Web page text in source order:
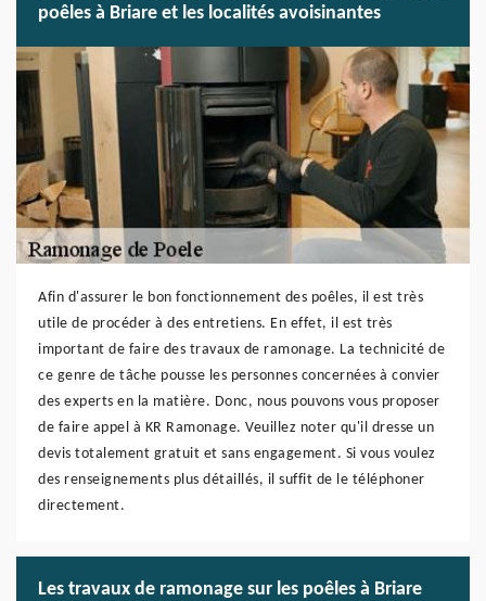
poêles à Briare et les localités avoisinantes
Afin d'assurer le bon fonctionnement des poêles, il est très
utile de procéder à des entretiens. En effet, il est très
important de faire des travaux de ramonage. La technicité de
ce genre de tâche pousse les personnes concernées à convier
des experts en la matière. Donc, nous pouvons vous proposer
de faire appel à KR Ramonage. Veuillez noter qu'il dresse un
devis totalement gratuit et sans engagement. Si vous voulez
des renseignements plus détaillés, il suffit de le téléphoner
directement.
Les travaux de ramonage sur les poêles à Briare